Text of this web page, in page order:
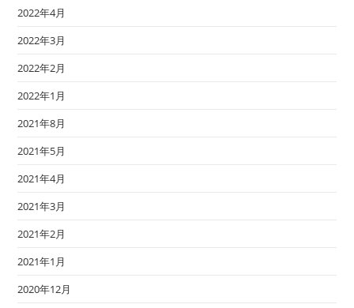
2022年4月
2022年3月
2022年2月
2022年1月
2021年8月
2021年5月
2021年4月
2021年3月
2021年2月
2021年1月
2020年12月